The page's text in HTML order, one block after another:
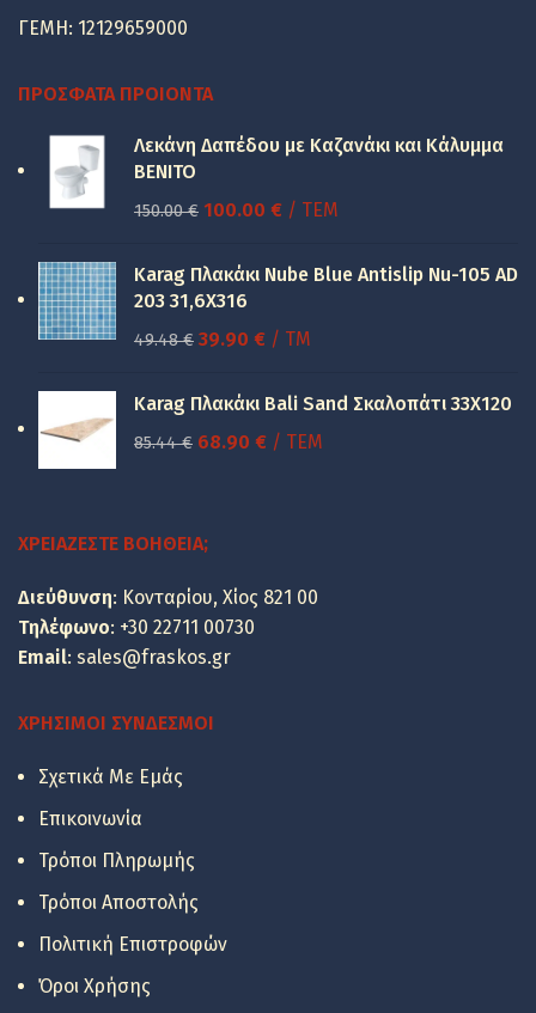
ΓΕΜΗ: 12129659000
ΠΡΌΣΦΑΤΑ ΠΡΟΙΌΝΤΑ
Λεκάνη Δαπέδου με Καζανάκι και Κάλυμμα
BENITO
150.00€ Original
was:
150.00 €.
100.00 €Η
τιμή
100.00 €.
/ ΤΕΜ
Karag Πλακάκι Nube Blue Antislip Nu-105 AD
203 31,6X316
49.48€ Original
was:
39.90 €Η
τιμή
είναι:
39.90 €.
/ TM
Karag Πλακάκι Bali Sand Σκαλοπάτι 33Χ120
85.44€ Original
68.90 €Η/ ΤΕΜ
ΧΡΕΙΆΖΕΣΤΕ ΒΟΉΘΕΙΑ;
Διεύθυνση: Κονταρίου, Χίος 821 00
Τηλέφωνο: +30 22711 00730
Email: sales@fraskos.gr
ΧΡΉΣΙΜΟΙ ΣΎΝΔΕΣΜΟΙ
Σχετικά Με Εμάς
Επικοινωνία
Τρόποι Πληρωμής
Τρόποι Αποστολής
Πολιτική Επιστροφών
Όροι Χρήσης